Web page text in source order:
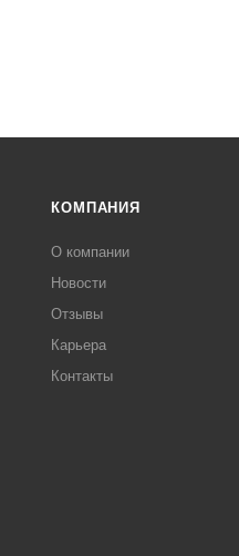
КОМПАНИЯ
О компании
Новости
Отзывы
Карьера
Контакты